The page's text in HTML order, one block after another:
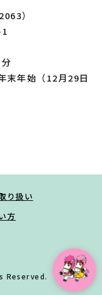
）
年始（12月29日
り扱い
方
Reserved.